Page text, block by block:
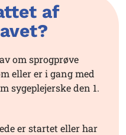
af
om sprogprøve
eller er i gang med
sygeplejerske den 1.
er startet eller har